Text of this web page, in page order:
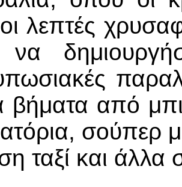
λεπτές
να
βήματα από
σούπερ
ταξί και